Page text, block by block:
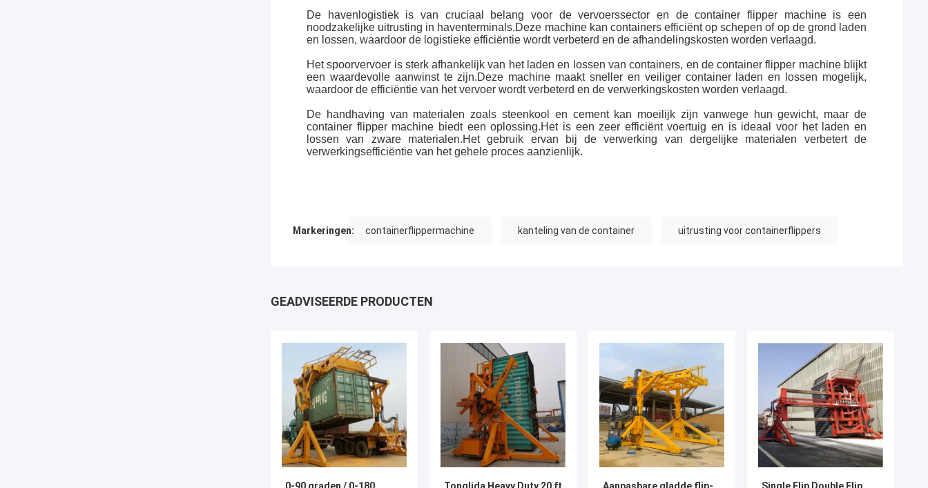
De havenlogistiek is van cruciaal belang voor de vervoerssector en de container flipper machine is een
noodzakelijke uitrusting in haventerminals.Deze machine kan containers efficiënt op schepen of op de grond laden
en lossen, waardoor de logistieke efficiëntie wordt verbeterd en de afhandelingskosten worden verlaagd.
Het spoorvervoer is sterk afhankelijk van het laden en lossen van containers, en de container flipper machine blijkt
een waardevolle aanwinst te zijn.Deze machine maakt sneller en veiliger container laden en lossen mogelijk,
waardoor de efficiëntie van het vervoer wordt verbeterd en de verwerkingskosten worden verlaagd.
De handhaving van materialen zoals steenkool en cement kan moeilijk zijn vanwege hun gewicht, maar de
container flipper machine biedt een oplossing.Het is een zeer efficiënt voertuig en is ideaal voor het laden en
lossen van zware materialen.Het gebruik ervan bij de verwerking van dergelijke materialen verbetert de
verwerkingsefficiëntie van het gehele proces aanzienlijk.
Markeringen: containerflippermachine kanteling van de container uitrusting voor containerflippers
GEADVISEERDE PRODUCTEN